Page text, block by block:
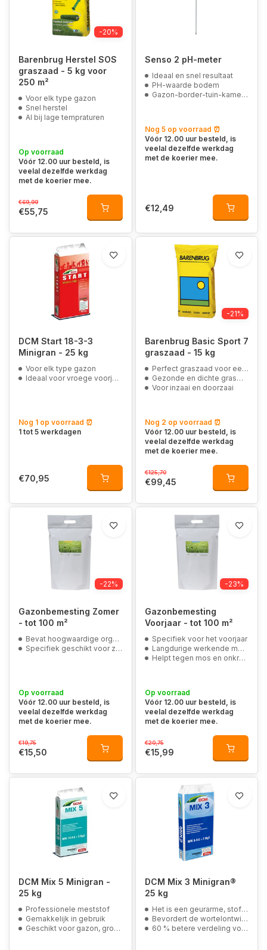
-20%
Barenbrug Herstel SOS
graszaad - 5 kg voor
250 m²
Voor elk type gazon
Snel herstel
Al bij lage tempraturen
Op voorraad
Vóór 12.00 uur besteld, is
veelal dezelfde werkdag
met de koerier mee.
€69,99
€55,75
Senso 2 pH-meter
Ideaal en snel resultaat
PH-waarde bodem
Gazon-border-tuin-kamerplanten
Nog 5 op voorraad ⏰
Vóór 12.00 uur besteld, is
veelal dezelfde werkdag
met de koerier mee.
€12,49
DCM Start 18-3-3
Minigran - 25 kg
Voor elk type gazon
Ideaal voor vroege voorjaarsbemesting
Nog 1 op voorraad ⏰
1 tot 5 werkdagen
€70,95
-21%
Barenbrug Basic Sport 7
graszaad - 15 kg
Perfect graszaad voor een sportveld
Gezonde en dichte grasmat
Voor inzaai en doorzaai
Nog 2 op voorraad ⏰
Vóór 12.00 uur besteld, is
veelal dezelfde werkdag
met de koerier mee.
€125,70
€99,45
-22%
Gazonbemesting Zomer
- tot 100 m²
Bevat hoogwaardige organische bronnen
Specifiek geschikt voor zomerbemesting
Op voorraad
Vóór 12.00 uur besteld, is
veelal dezelfde werkdag
met de koerier mee.
€19,75
€15,50
-23%
Gazonbemesting
Voorjaar - tot 100 m²
Specifiek voor het voorjaar
Langdurige werkende meststof
Helpt tegen mos en onkruid
Op voorraad
Vóór 12.00 uur besteld, is
veelal dezelfde werkdag
met de koerier mee.
€20,75
€15,99
DCM Mix 5 Minigran -
25 kg
Professionele meststof
Gemakkelijk in gebruik
Geschikt voor gazon, groente, siertuin, hagen, sedum en groendaken
DCM Mix 3 Minigran®
25 kg
Het is een geurarme, stofarme bemesting korrel
Bevordert de wortelontwikkeling
60 % betere verdeling voor homogene kleur en groei